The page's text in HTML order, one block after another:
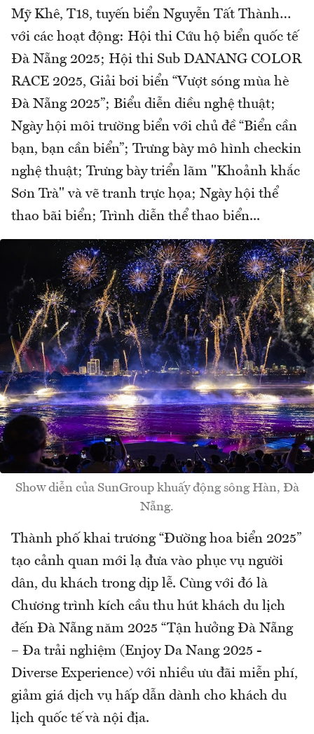
Mỹ Khê, T18, tuyến biển Nguyễn Tất Thành…
với các hoạt động: Hội thi Cứu hộ biển quốc tế
Đà Nẵng 2025; Hội thi Sub DANANG COLOR
RACE 2025, Giải bơi biển “Vượt sóng mùa hè
Đà Nẵng 2025”; Biểu diễn diều nghệ thuật;
Ngày hội môi trường biển với chủ đề “Biển cần
bạn, bạn cần biển”; Trưng bày mô hình checkin
nghệ thuật; Trưng bày triển lãm "Khoảnh khắc
Sơn Trà" và vẽ tranh trực họa; Ngày hội thể
thao bãi biển; Trình diễn thể thao biển...
Show diễn của SunGroup khuấy động sông Hàn, Đà
Nẵng.
Thành phố khai trương “Đường hoa biển 2025”
tạo cảnh quan mới lạ đưa vào phục vụ người
dân, du khách trong dịp lễ. Cùng với đó là
Chương trình kích cầu thu hút khách du lịch
đến Đà Nẵng năm 2025 “Tận hưởng Đà Nẵng
– Đa trải nghiệm (Enjoy Da Nang 2025 -
Diverse Experience) với nhiều ưu đãi miễn phí,
giảm giá dịch vụ hấp dẫn dành cho khách du
lịch quốc tế và nội địa.